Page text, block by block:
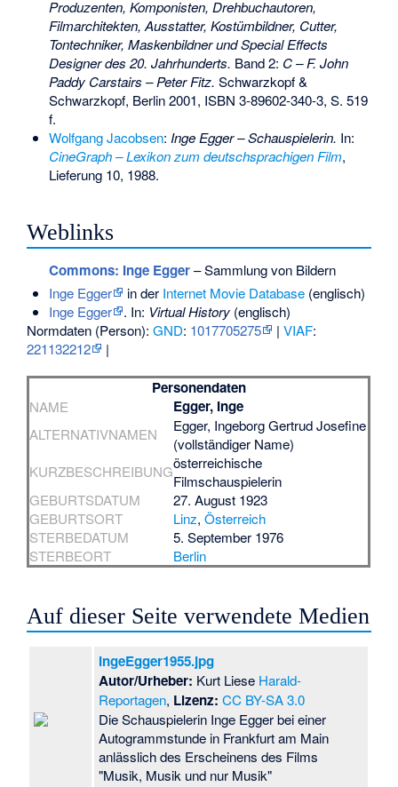
Produzenten, Komponisten, Drehbuchautoren,
Filmarchitekten, Ausstatter, Kostümbildner, Cutter,
Tontechniker, Maskenbildner und Special Effects
Designer des 20. Jahrhunderts. Band 2: C – F. John
Paddy Carstairs – Peter Fitz. Schwarzkopf &
Schwarzkopf, Berlin 2001, ISBN 3-89602-340-3, S. 519
f.
Wolfgang Jacobsen: Inge Egger – Schauspielerin. In:
CineGraph – Lexikon zum deutschsprachigen Film,
Lieferung 10, 1988.
Weblinks
Commons: Inge Egger– Sammlung von Bildern
Inge Egger
in der Internet Movie Database(englisch)
Inge Egger
. In: Virtual History(englisch)
Normdaten (Person):GND: 1017705275 |VIAF:
221132212
|
Personendaten
NAME Egger, Inge
ALTERNATIVNAMEN
Egger, Ingeborg Gertrud Josefine
(vollständiger Name)
KURZBESCHREIBUNGösterreichische
Filmschauspielerin
GEBURTSDATUM
27. August 1923
GEBURTSORT
Linz,Österreich
STERBEDATUM
5. September 1976
STERBEORT
Berlin
Auf dieser Seite verwendete Medien
IngeEgger1955.jpg
Autor/Urheber: Kurt Liese Harald-
Reportagen, Lizenz: CC BY-SA 3.0
Die Schauspielerin Inge Egger bei einer
Autogrammstunde in Frankfurt am Main
anlässlich des Erscheinens des Films
"Musik, Musik und nur Musik"